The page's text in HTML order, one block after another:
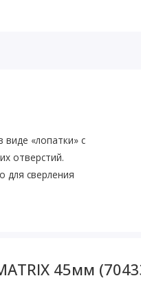
«лопатки» с
отверстий.
для сверления
45мм